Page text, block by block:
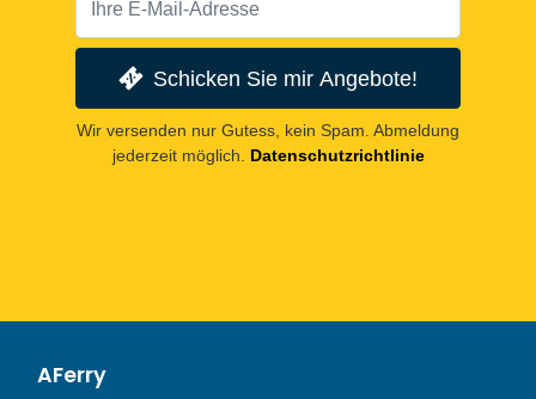
Schicken Sie mir Angebote!
Wir versenden nur Gutess, kein Spam. Abmeldung
jederzeit möglich. Datenschutzrichtlinie
AFerry